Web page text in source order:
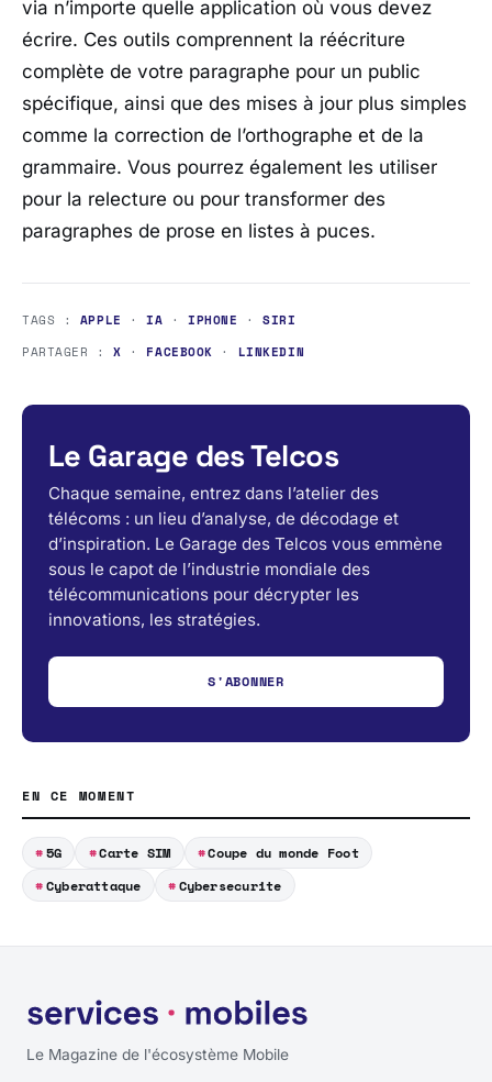
via n’importe quelle application où vous devez
écrire. Ces outils comprennent la réécriture
complète de votre paragraphe pour un public
spécifique, ainsi que des mises à jour plus simples
comme la correction de l’orthographe et de la
grammaire. Vous pourrez également les utiliser
pour la relecture ou pour transformer des
paragraphes de prose en listes à puces.
TAGS : APPLE ·IA ·IPHONE ·SIRI
PARTAGER :X · FACEBOOK · LINKEDIN
Le Garage des Telcos
Chaque semaine, entrez dans l’atelier des
télécoms : un lieu d’analyse, de décodage et
d’inspiration. Le Garage des Telcos vous emmène
sous le capot de l’industrie mondiale des
télécommunications pour décrypter les
innovations, les stratégies.
S'ABONNER
EN CE MOMENT
5G Carte SIM
Coupe du monde Foot
Cyberattaque
Cybersecurite
Le Magazine de l'écosystème Mobile